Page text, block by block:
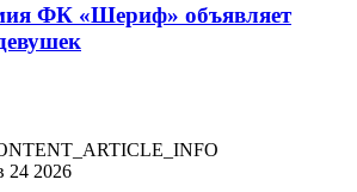
ФК «Шериф» объявляет
24 2026